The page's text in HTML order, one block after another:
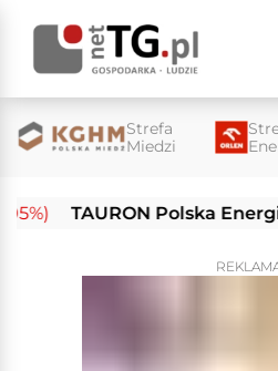
Strefa
Miedzi
TAURON Polska Energia